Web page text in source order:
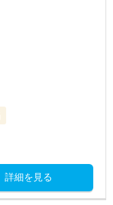
詳細を見る